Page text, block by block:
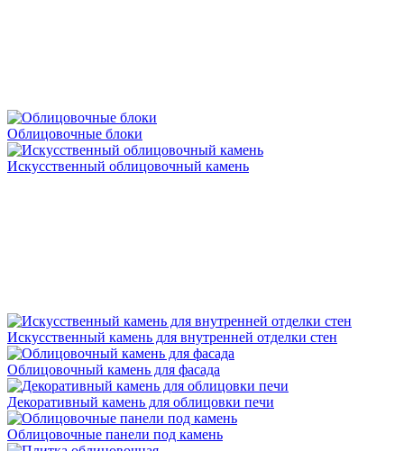
Облицовочные блоки
Искусственный облицовочный камень
Искусственный камень для внутренней отделки стен
Облицовочный камень для фасада
Декоративный камень для облицовки печи
Облицовочные панели под камень